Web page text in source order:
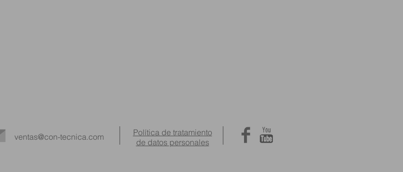
ventas@con-tecnica.com
Política de tratamiento
de datos personales